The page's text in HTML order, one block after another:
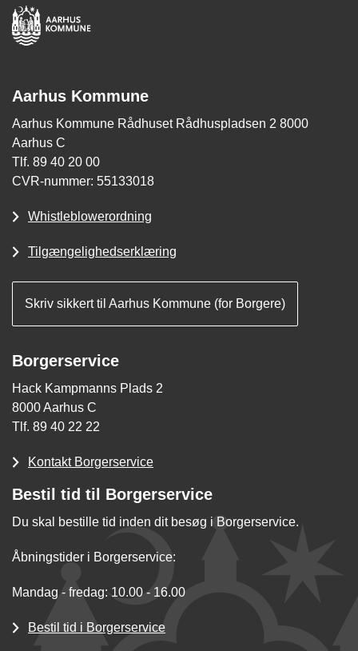
Aarhus Kommune
Aarhus Kommune Rådhuset Rådhuspladsen 2 8000
Aarhus C
Tlf. 89 40 20 00
CVR-nummer: 55133018
Whistleblowerordning
Tilgængelighedserklæring
Skriv sikkert til Aarhus Kommune (for Borgere)
Borgerservice
Hack Kampmanns Plads 2
8000 Aarhus C
Tlf. 89 40 22 22
Kontakt Borgerservice
Bestil tid til Borgerservice
Du skal bestille tid inden dit besøg i Borgerservice.
Åbningstider i Borgerservice:
Mandag - fredag: 10.00 - 16.00
Bestil tid i Borgerservice